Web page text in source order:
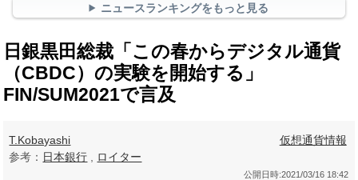
ニュースランキングをもっと見る
日銀黒田総裁「この春からデジタル通貨
（CBDC）の実験を開始する」
FIN/SUM2021で言及
T.Kobayashi
参考： 日本銀行 ロイター
仮想通貨情報
公開日時:2021/03/16 18:42